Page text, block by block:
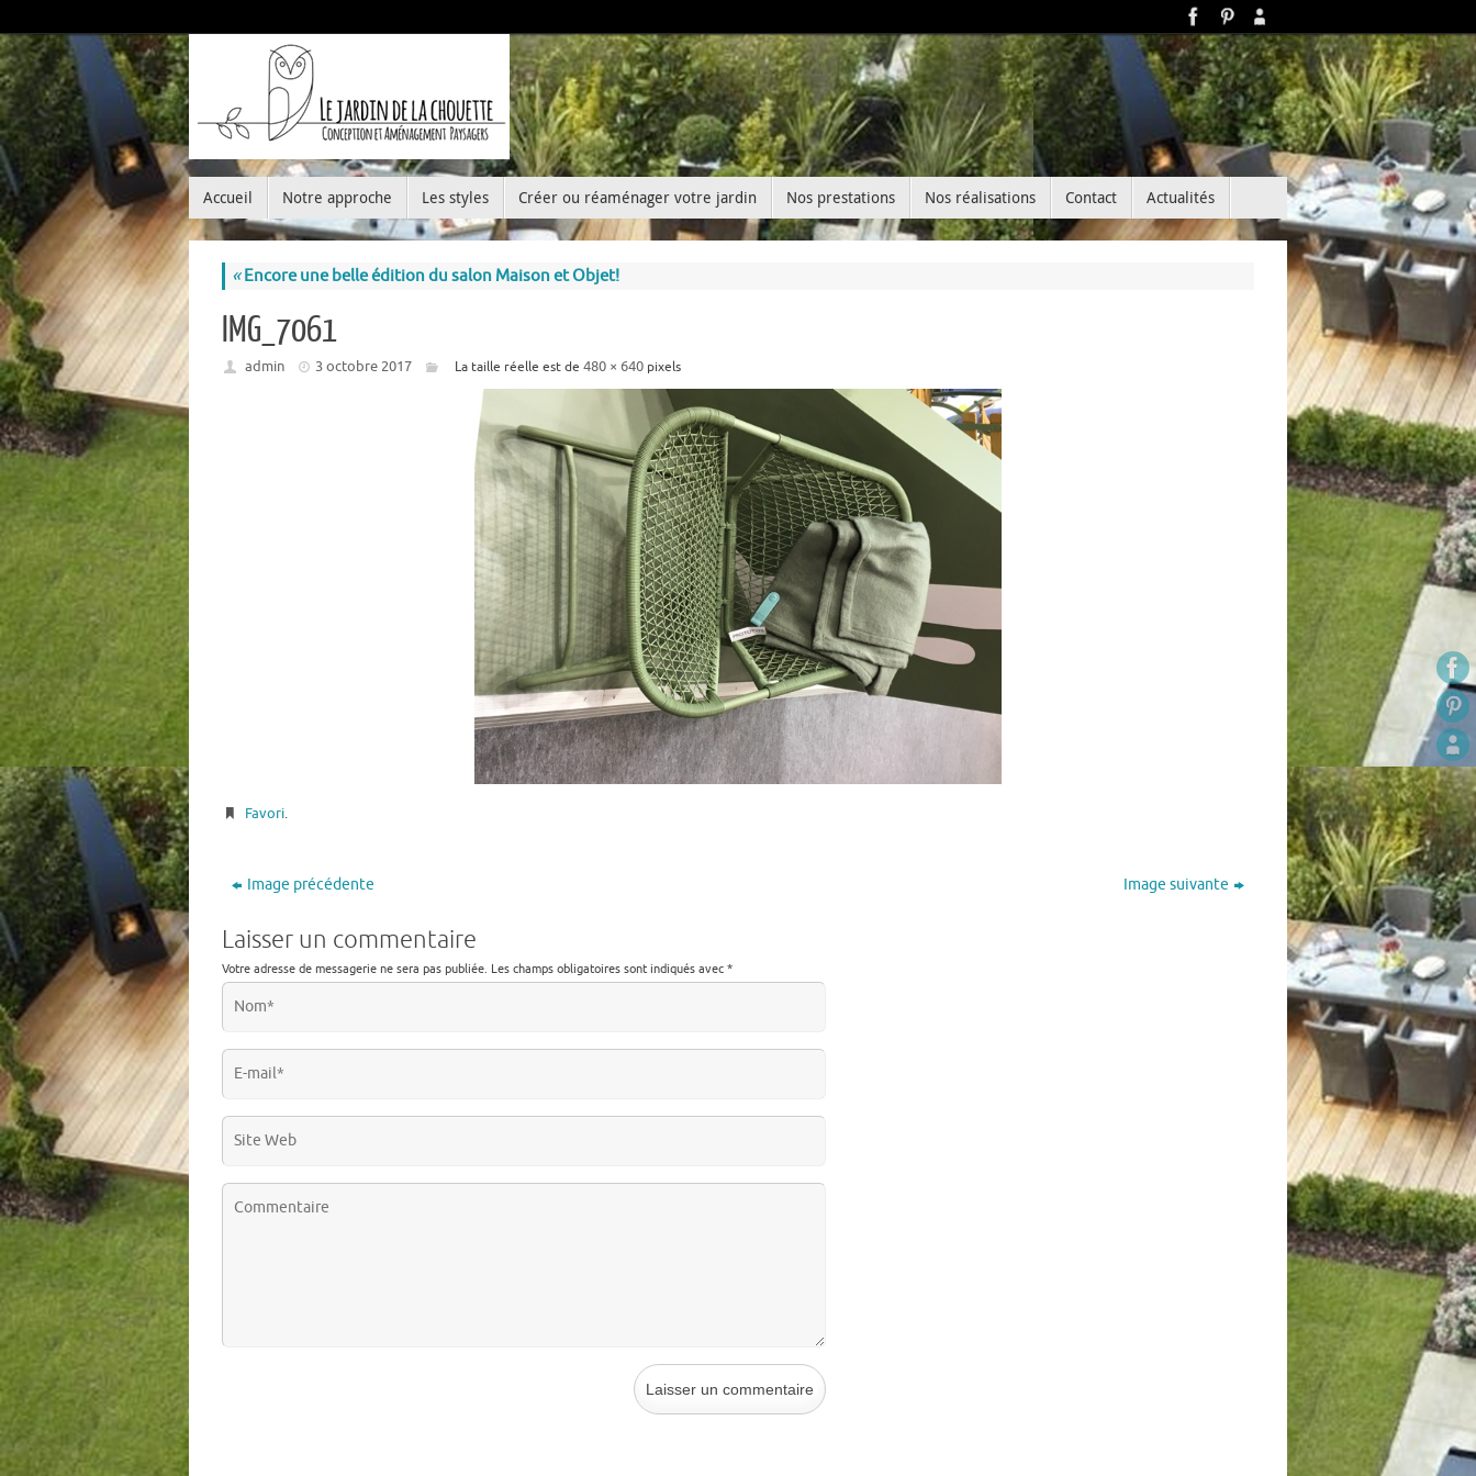
Accueil Notre approche Les styles Créer ou réaménager votre jardin Nos prestations Nos réalisations Contact Actualités
«Encore une belle édition du salon Maison et Objet!
IMG_7061
admin 3 octobre 2017 La taille réelle est de 480 × 640pixels
Favori.
Image précédente Image suivante
Laisser un commentaire
Votre adresse de messagerie ne sera pas publiée. Les champs obligatoires sont indiqués avec *